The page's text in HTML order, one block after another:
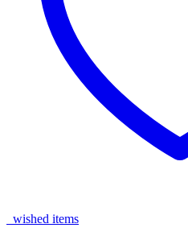
wished items